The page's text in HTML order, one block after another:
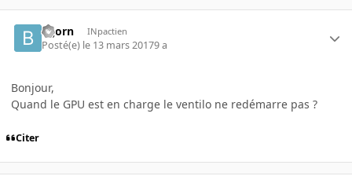
Bijorn INpactien
Posté(e) le 13 mars 20179 a
Bonjour,
Quand le GPU est en charge le ventilo ne redémarre pas ?
Citer